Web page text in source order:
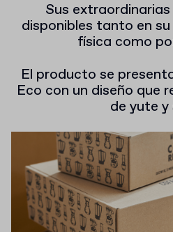
Sus
disponibles tanto en
física como
El producto se
Eco con un diseño que
de yute y